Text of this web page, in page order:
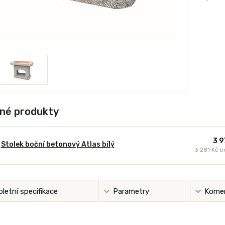
produkty
Stolek boční betonový Atlas bílý 3
3 281 Kč
specifikace Parametry